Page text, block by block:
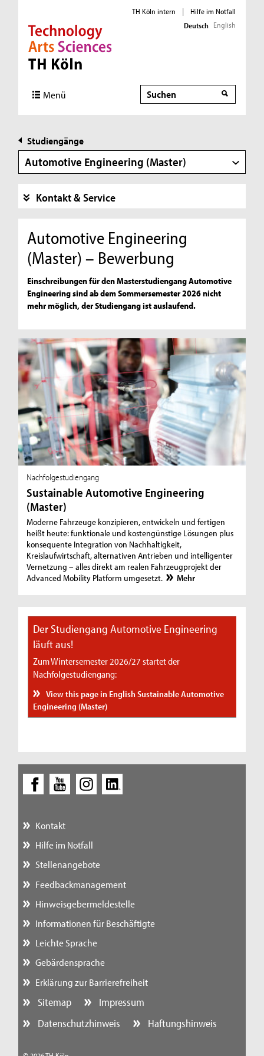
Direkt zur Hauptnavigation
Direkt zur Subnavigation
Direkt zum Inhalt
Direkt zum Fußbereich
TH Köln intern |
Hilfe im Notfall
Deutsch English
Menü Suche
Studiengänge
Automotive Engineering (Master)
Kontakt & Service
Automotive Engineering
(Master) – Bewerbung
Einschreibungen für den Masterstudiengang Automotive
Engineering sind ab dem Sommersemester 2026 nicht
mehr möglich, der Studiengang ist auslaufend.
Nachfolgestudiengang
Sustainable Automotive Engineering
(Master)
Moderne Fahrzeuge konzipieren, entwickeln und fertigen
heißt heute: funktionale und kostengünstige Lösungen plus
konsequente Integration von Nachhaltigkeit,
Kreislaufwirtschaft, alternativen Antrieben und intelligenter
Vernetzung – alles direkt am realen Fahrzeugprojekt der
Advanced Mobility Platform umgesetzt.
Mehr
Der Studiengang Automotive Engineering
läuft aus!
Zum Wintersemester 2026/27 startet der
Nachfolgestudiengang:
View this page in English Sustainable Automotive
Engineering (Master)
Kontakt
Hilfe im Notfall
Stellenangebote
Feedbackmanagement
Hinweisgebermeldestelle
Informationen für Beschäftigte
Leichte Sprache
Gebärdensprache
Erklärung zur Barrierefreiheit
Sitemap
Impressum
Datenschutzhinweis
Haftungshinweis